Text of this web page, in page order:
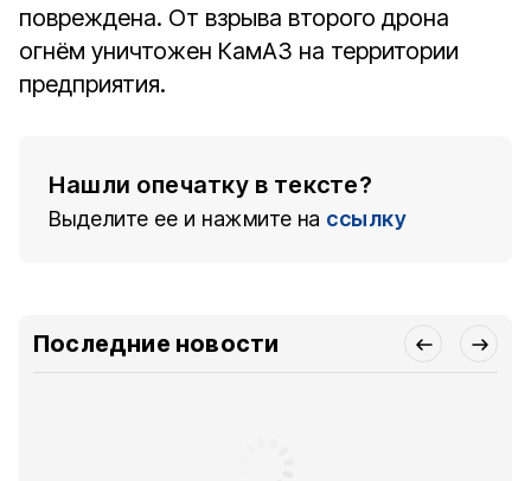
повреждена. От взрыва второго дрона
огнём уничтожен КамАЗ на территории
предприятия.
Нашли опечатку в тексте?
Выделите ее и нажмите на ссылку
Последние новости